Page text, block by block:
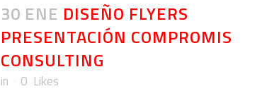
30 ENE DISEÑO FLYERS
PRESENTACIÓN COMPROMIS
CONSULTING
in 0 Likes